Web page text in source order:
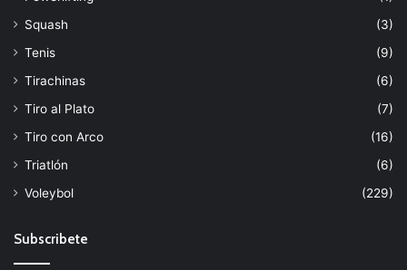
Squash
(3)
Tenis
(9)
Tirachinas
(6)
Tiro al Plato
(7)
Tiro con Arco
(16)
Triatlón
(6)
Voleybol
(229)
Subscribete